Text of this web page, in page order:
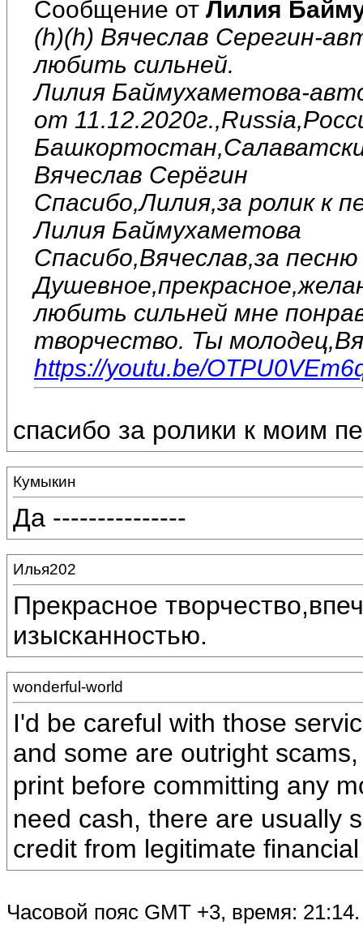
Сообщение от Лилия
(h)(h) Вячеслав Серегин-
любить сильней.
Лилия Баймухаметова-
от
Вячеслав Серёгин
Спасибо,Лилия,за ролик к
Лилия Баймухаметова
Спасибо,Вячеслав,за песню
любить сильней мне
творчество. Ты
https://youtu.be/
спасибо за ролики к моим
Кумыкин
Да ---------------
Илья202
Прекрасное
изысканностью.
wonderful-world
I'd be careful with those
and some are outright
print before committing any
need cash, there are usually
credit from legitimate
Часовой пояс GMT +3, время: 21:14.